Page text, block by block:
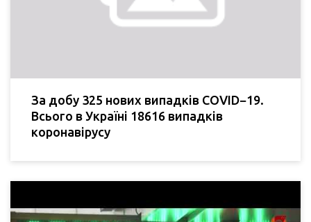
За добу 325 нових випадків COVID−19.
Всього в Україні 18616 випадків
коронавірусу